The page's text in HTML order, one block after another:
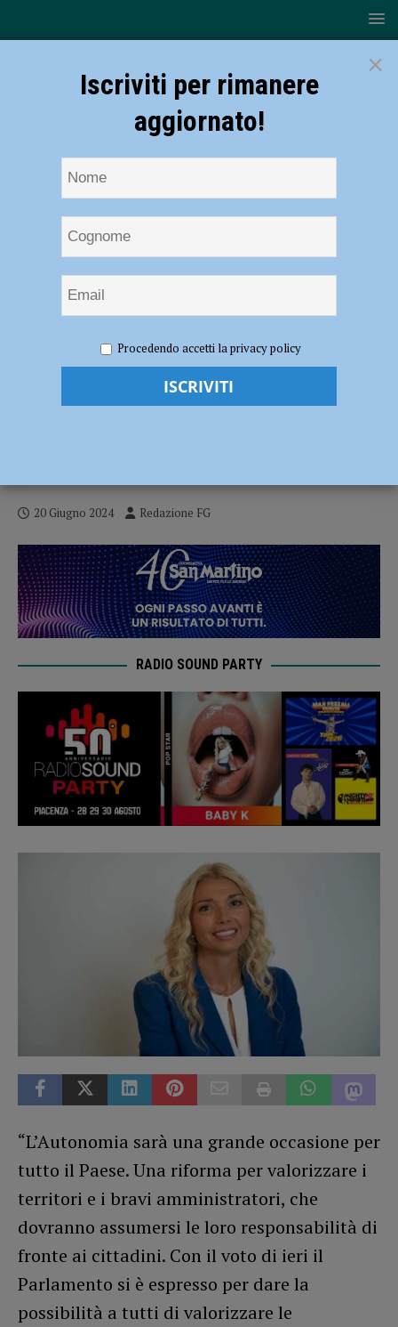
(Lega): “Grande occasione per tutto il Paese, sinistra incoerente e
smemorata”
Autonomia, Murelli (Lega): “Grande
20 Giugno 2024 Redazione FG
RADIO SOUND PARTY
“L’Autonomia sarà una grande occasione per
tutto il Paese. Una riforma per valorizzare i
territori e i bravi amministratori, che
dovranno assumersi le loro responsabilità di
fronte ai cittadini. Con il voto di ieri il
Parlamento si è espresso per dare la
possibilità a tutti di valorizzare le
×
Iscriviti per rimanere
aggiornato!
Procedendo accetti la privacy policy